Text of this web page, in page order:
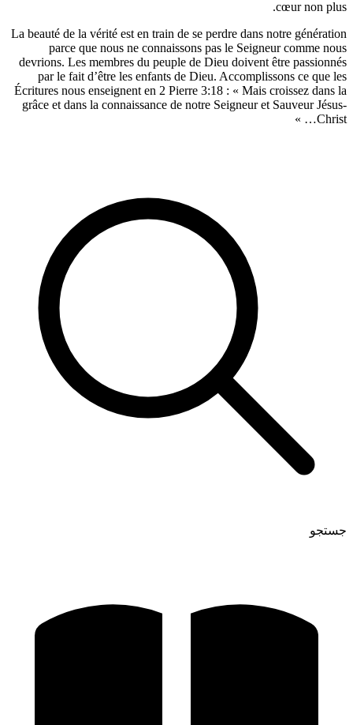
La beauté de la vérité est en train de se
parce que nous ne connaissons
devrions. Les membres du peuple de
par le fait d’être les enfants de Dieu.
Écritures nous enseignent en 2 Pierre
grâce et dans la connaissance de notre